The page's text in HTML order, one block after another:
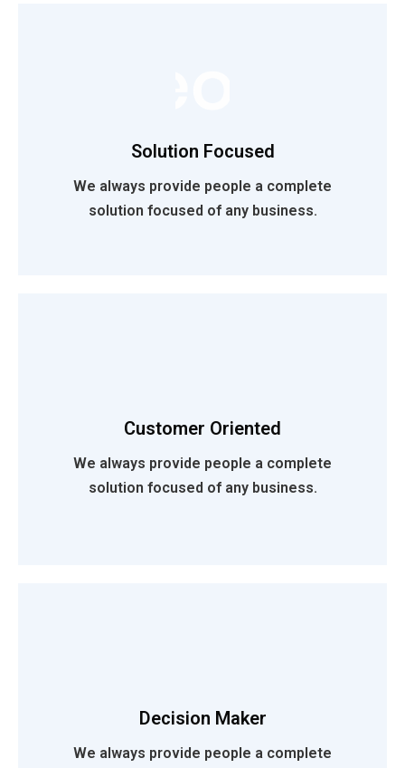
Solution Focused
We always provide people a complete
solution focused of any business.
Customer Oriented
We always provide people a complete
solution focused of any business.
Read More
Decision Maker
We always provide people a complete
Read More